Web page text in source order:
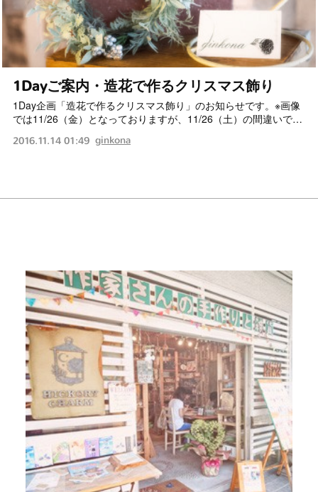
1Dayご案内・造花で作るクリスマス飾り
1Day企画「造花で作るクリスマス飾り」のお知らせです。※画像
では11/26（金）となっておりますが、11/26（土）の間違いで…
2016.11.14 01:49 ginkona